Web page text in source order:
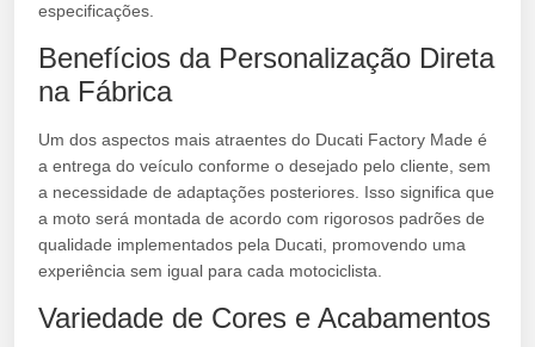
especificações.
Benefícios da Personalização Direta
na Fábrica
Um dos aspectos mais atraentes do Ducati Factory Made é
a entrega do veículo conforme o desejado pelo cliente, sem
a necessidade de adaptações posteriores. Isso significa que
a moto será montada de acordo com rigorosos padrões de
qualidade implementados pela Ducati, promovendo uma
experiência sem igual para cada motociclista.
Variedade de Cores e Acabamentos